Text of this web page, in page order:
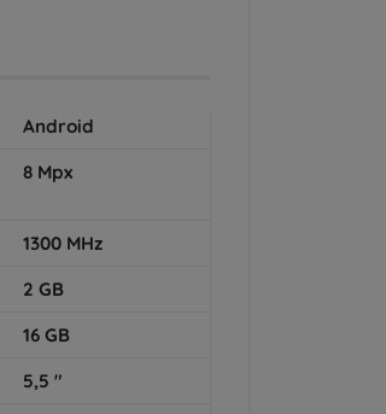
Android
8 Mpx
1300 MHz
2 GB
16 GB
5,5 "